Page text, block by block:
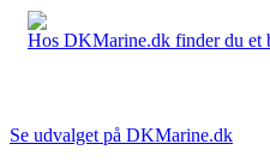
Hos DKMarine.dk finder du et
Se udvalget på DKMarine.dk